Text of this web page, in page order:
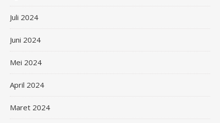
Juli 2024
Juni 2024
Mei 2024
April 2024
Maret 2024